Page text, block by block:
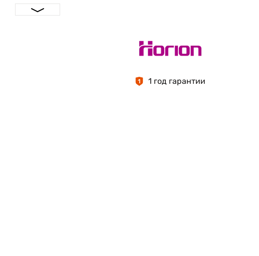
1 1 год гарантии